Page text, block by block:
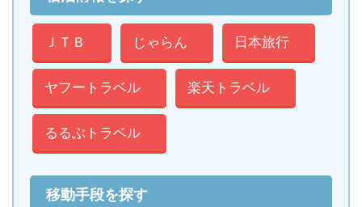
ＪＴＢ じゃらん 日本旅行
ヤフートラベル 楽天トラベル
るるぶトラベル
移動手段を探す